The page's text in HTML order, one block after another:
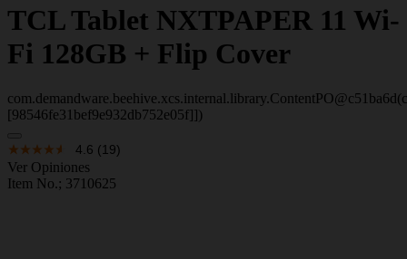
TCL Tablet NXTPAPER 11 Wi-
Fi 128GB + Flip Cover
[98546fe31bef9e932db752e05f]])
4.6 (19)
Ver Opiniones
Item No.; 3710625